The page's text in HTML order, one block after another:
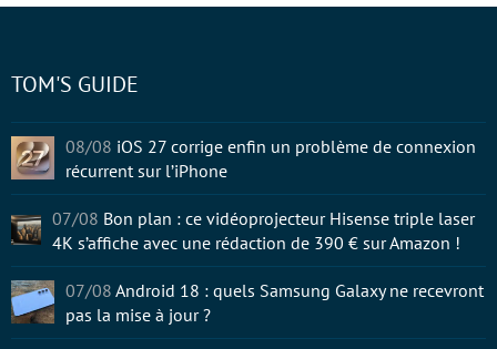
TOM'S GUIDE
08/08 iOS 27 corrige enfin un problème de connexion
récurrent sur l’iPhone
07/08 Bon plan : ce vidéoprojecteur Hisense triple laser
4K s’affiche avec une rédaction de 390 € sur Amazon !
07/08 Android 18 : quels Samsung Galaxy ne recevront
pas la mise à jour ?